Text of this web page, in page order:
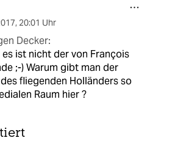
, 20:01 Uhr
Decker:
es ist nicht der von François
;-) Warum gibt man der
fliegenden Holländers so
Raum hier ?